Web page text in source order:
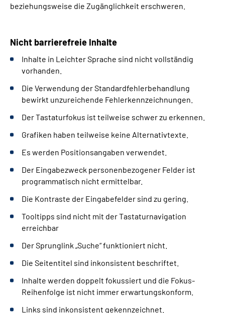
beziehungsweise die Zugänglichkeit erschweren.
Nicht barrierefreie Inhalte
Inhalte in Leichter Sprache sind nicht vollständig
vorhanden.
Die Verwendung der Standardfehlerbehandlung
bewirkt unzureichende Fehlerkennzeichnungen.
Der Tastaturfokus ist teilweise schwer zu erkennen.
Grafiken haben teilweise keine Alternativtexte.
Es werden Positionsangaben verwendet.
Der Eingabezweck personenbezogener Felder ist
programmatisch nicht ermittelbar.
Die Kontraste der Eingabefelder sind zu gering.
Tooltipps sind nicht mit der Tastaturnavigation
erreichbar
Der Sprunglink „Suche“ funktioniert nicht.
Die Seitentitel sind inkonsistent beschriftet.
Inhalte werden doppelt fokussiert und die Fokus-
Reihenfolge ist nicht immer erwartungskonform.
Links sind inkonsistent gekennzeichnet.